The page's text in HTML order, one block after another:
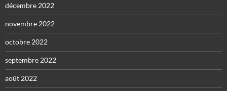
décembre 2022
novembre 2022
octobre 2022
septembre 2022
août 2022